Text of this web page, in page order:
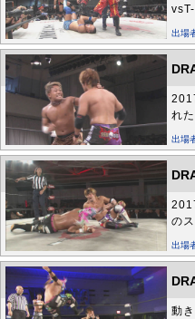
出場
れ
出場
の
出場
動